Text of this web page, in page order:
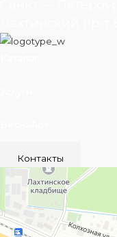
Контакты